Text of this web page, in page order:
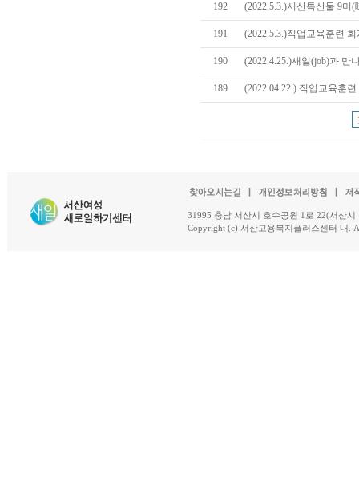
192 (2022.5.3.)서산특산물 9미
191 (2022.5.3.)직업교육훈련
190 (2022.4.25.)새일(job)과 만
189 (2022.04.22.) 직업교육훈
31995 충남 서산시 호수공원 1로 22(서산
Copyright (c) 서산고용복지플러스센터 내.